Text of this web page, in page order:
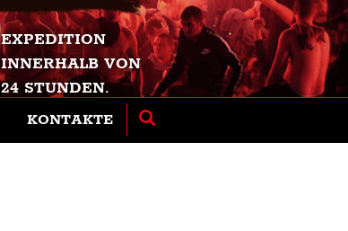
EXPEDITION
INNERHALB VON
24 STUNDEN.
KONTAKTE